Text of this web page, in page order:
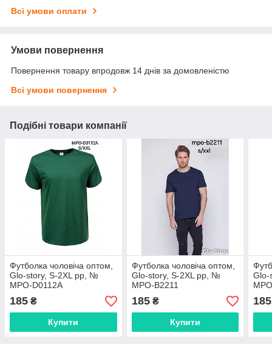
Всі умови оплати
Умови повернення
Повернення товару впродовж 14 днів за домовленістю
Всі умови повернення
Подібні товари компанії
Футболкa чоловіча оптом,
Glo-story, S-2XL рр, №
MPO-D0112A
185 ₴
Купити
Футболкa чоловіча оптом,
Glo-story, S-2XL рр, №
MPO-B2211
185₴
Купити
185